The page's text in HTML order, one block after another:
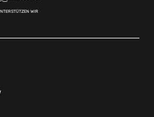
WIR